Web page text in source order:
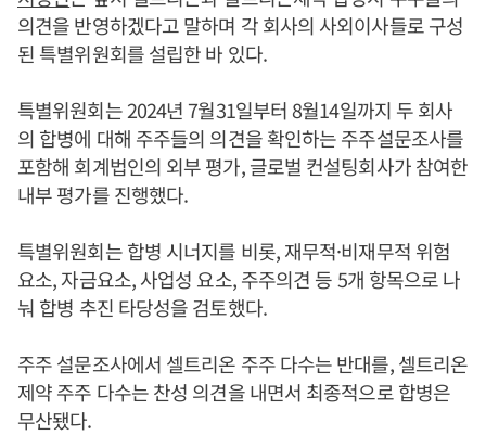
의견을 반영하겠다고 말하며 각 회사의 사외이사들로 구성
된 특별위원회를 설립한 바 있다.
특별위원회는 2024년 7월31일부터 8월14일까지 두 회사
의 합병에 대해 주주들의 의견을 확인하는 주주설문조사를
포함해 회계법인의 외부 평가, 글로벌 컨설팅회사가 참여한
내부 평가를 진행했다.
특별위원회는 합병 시너지를 비롯, 재무적·비재무적 위험
요소, 자금요소, 사업성 요소, 주주의견 등 5개 항목으로 나
눠 합병 추진 타당성을 검토했다.
주주 설문조사에서 셀트리온 주주 다수는 반대를, 셀트리온
제약 주주 다수는 찬성 의견을 내면서 최종적으로 합병은
무산됐다.